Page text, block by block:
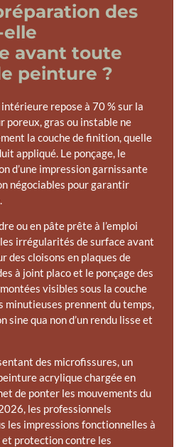
des
avant toute
peinture ?
repose à 70 % sur la
poreux, gras ou instable ne
la couche de finition, quelle
appliqué. Le ponçage, le
d’une impression garnissante
négociables pour garantir
ou en pâte prête à l’emploi
irrégularités de surface avant
des cloisons en plaques de
à joint placo et le ponçage des
visibles sous la couche
minutieuses prennent du temps,
sine qua non d’un rendu lisse et
des microfissures, un
acrylique chargée en
de ponter les mouvements du
les professionnels
les impressions fonctionnelles à
protection contre les